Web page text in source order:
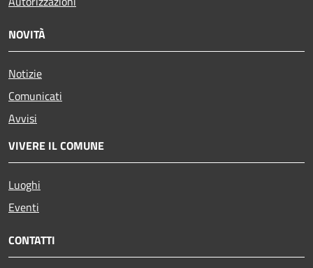
NOVITÀ
Notizie
Comunicati
Avvisi
VIVERE IL COMUNE
Luoghi
Eventi
CONTATTI